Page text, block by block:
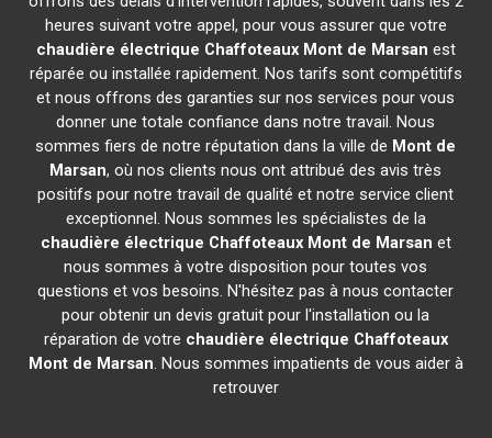
heures suivant votre appel, pour vous assurer que votre
chaudière électrique Chaffoteaux Mont de Marsan est
réparée ou installée rapidement. Nos tarifs sont compétitifs
et nous offrons des garanties sur nos services pour vous
donner une totale confiance dans notre travail. Nous
sommes fiers de notre réputation dans la ville de Mont de
Marsan, où nos clients nous ont attribué des avis très
positifs pour notre travail de qualité et notre service client
exceptionnel. Nous sommes les spécialistes de la
chaudière électrique Chaffoteaux Mont de Marsan et
nous sommes à votre disposition pour toutes vos
questions et vos besoins. N'hésitez pas à nous contacter
pour obtenir un devis gratuit pour l'installation ou la
réparation de votre chaudière électrique Chaffoteaux
Mont de Marsan. Nous sommes impatients de vous aider à
retrouver